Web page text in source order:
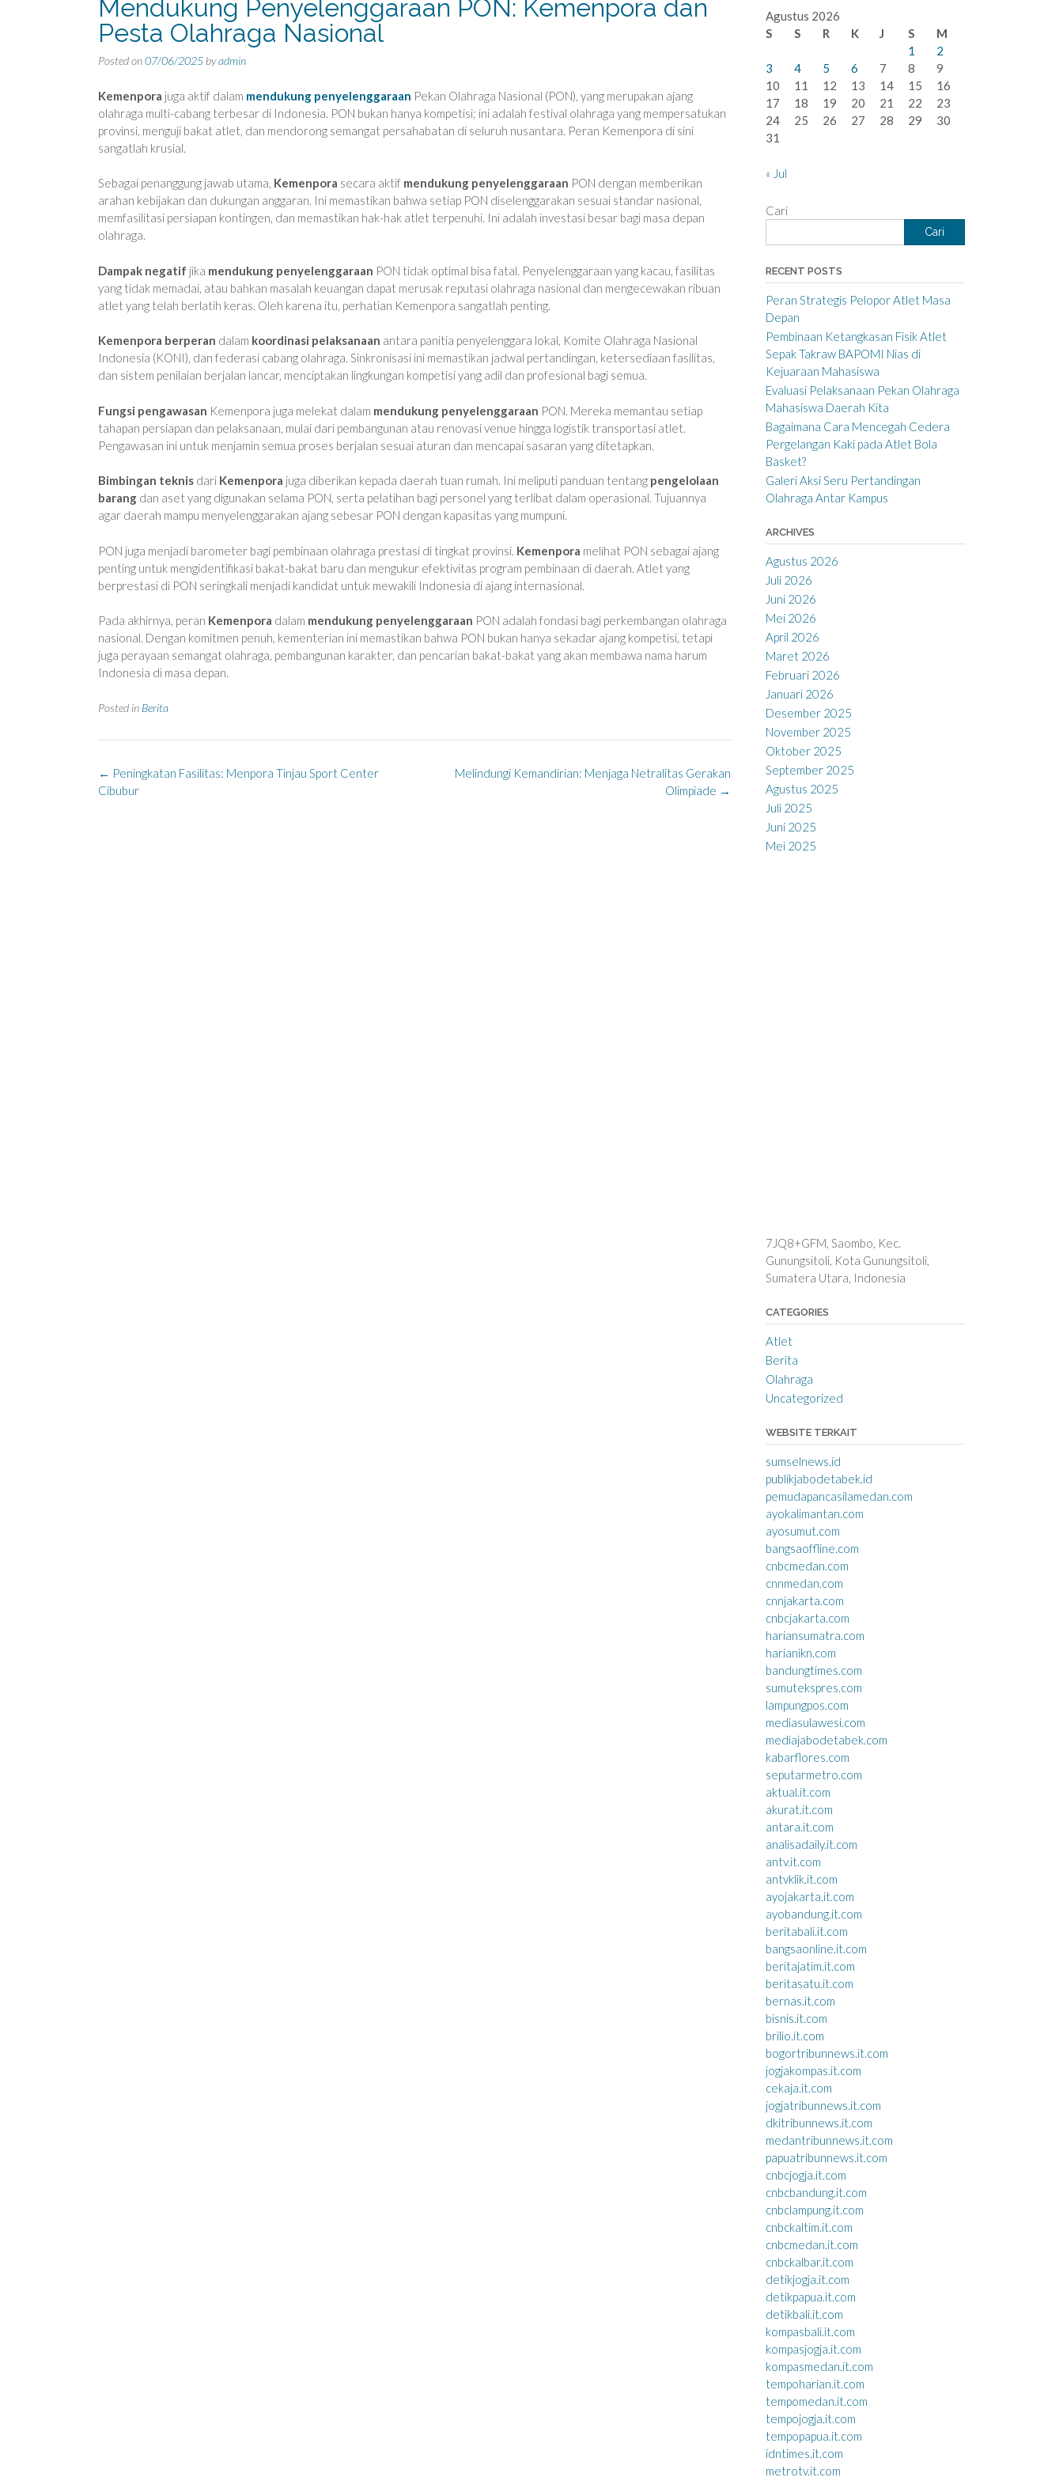
Mendukung Penyelenggaraan PON: Kemenpora dan
Pesta Olahraga Nasional
Posted on07/06/2025 byadmin
Kemenpora juga aktif dalam mendukung penyelenggaraan Pekan Olahraga Nasional (PON), yang merupakan ajang
olahraga multi-cabang terbesar di Indonesia. PON bukan hanya kompetisi; ini adalah festival olahraga yang mempersatukan
provinsi, menguji bakat atlet, dan mendorong semangat persahabatan di seluruh nusantara. Peran Kemenpora di sini
sangatlah krusial.
Sebagai penanggung jawab utama, Kemenpora secara aktif mendukung penyelenggaraan PON dengan memberikan
arahan kebijakan dan dukungan anggaran. Ini memastikan bahwa setiap PON diselenggarakan sesuai standar nasional,
memfasilitasi persiapan kontingen, dan memastikan hak-hak atlet terpenuhi. Ini adalah investasi besar bagi masa depan
olahraga.
Dampak negatif jika mendukung penyelenggaraan PON tidak optimal bisa fatal. Penyelenggaraan yang kacau, fasilitas
yang tidak memadai, atau bahkan masalah keuangan dapat merusak reputasi olahraga nasional dan mengecewakan ribuan
atlet yang telah berlatih keras. Oleh karena itu, perhatian Kemenpora sangatlah penting.
Kemenpora berperan dalam koordinasi pelaksanaan antara panitia penyelenggara lokal, Komite Olahraga Nasional
Indonesia (KONI), dan federasi cabang olahraga. Sinkronisasi ini memastikan jadwal pertandingan, ketersediaan fasilitas,
dan sistem penilaian berjalan lancar, menciptakan lingkungan kompetisi yang adil dan profesional bagi semua.
Fungsi pengawasan Kemenpora juga melekat dalam mendukung penyelenggaraan PON. Mereka memantau setiap
tahapan persiapan dan pelaksanaan, mulai dari pembangunan atau renovasi venue hingga logistik transportasi atlet.
Pengawasan ini untuk menjamin semua proses berjalan sesuai aturan dan mencapai sasaran yang ditetapkan.
Bimbingan teknis dari Kemenpora juga diberikan kepada daerah tuan rumah. Ini meliputi panduan tentang pengelolaan
barang dan aset yang digunakan selama PON, serta pelatihan bagi personel yang terlibat dalam operasional. Tujuannya
agar daerah mampu menyelenggarakan ajang sebesar PON dengan kapasitas yang mumpuni.
PON juga menjadi barometer bagi pembinaan olahraga prestasi di tingkat provinsi. Kemenpora melihat PON sebagai ajang
penting untuk mengidentifikasi bakat-bakat baru dan mengukur efektivitas program pembinaan di daerah. Atlet yang
berprestasi di PON seringkali menjadi kandidat untuk mewakili Indonesia di ajang internasional.
Pada akhirnya, peran Kemenpora dalam mendukung penyelenggaraan PON adalah fondasi bagi perkembangan olahraga
nasional. Dengan komitmen penuh, kementerian ini memastikan bahwa PON bukan hanya sekadar ajang kompetisi, tetapi
juga perayaan semangat olahraga, pembangunan karakter, dan pencarian bakat-bakat yang akan membawa nama harum
Indonesia di masa depan.
Posted in Berita
Post
navigation
Melindungi Kemandirian: Menjaga Netralitas Gerakan
Olimpiade →
← Peningkatan Fasilitas: Menpora Tinjau Sport Center
Cibubur
Agustus 2026
S
S R K J S
M
1
2
3
4 5 6 7 8
9
10
11 12 13 14 15
16
17
18 19 20 21 22
23
24
25 26 27 28 29
30
31
« Jul
Cari
Cari
RECENT POSTS
Peran Strategis Pelopor Atlet Masa
Depan
Pembinaan Ketangkasan Fisik Atlet
Sepak Takraw BAPOMI Nias di
Kejuaraan Mahasiswa
Evaluasi Pelaksanaan Pekan Olahraga
Mahasiswa Daerah Kita
Bagaimana Cara Mencegah Cedera
Pergelangan Kaki pada Atlet Bola
Basket?
Galeri Aksi Seru Pertandingan
Olahraga Antar Kampus
ARCHIVES
Agustus 2026
Juli 2026
Juni 2026
Mei 2026
April 2026
Maret 2026
Februari 2026
Januari 2026
Desember 2025
November 2025
Oktober 2025
September 2025
Agustus 2025
Juli 2025
Juni 2025
Mei 2025
7JQ8+GFM, Saombo, Kec.
Gunungsitoli, Kota Gunungsitoli,
Sumatera Utara, Indonesia
CATEGORIES
Atlet
Berita
Olahraga
Uncategorized
WEBSITE TERKAIT
sumselnews.id
publikjabodetabek.id
pemudapancasilamedan.com
ayokalimantan.com
ayosumut.com
bangsaoffline.com
cnbcmedan.com
cnnmedan.com
cnnjakarta.com
cnbcjakarta.com
hariansumatra.com
harianikn.com
bandungtimes.com
sumutekspres.com
lampungpos.com
mediasulawesi.com
mediajabodetabek.com
kabarflores.com
seputarmetro.com
aktual.it.com
akurat.it.com
antara.it.com
analisadaily.it.com
antv.it.com
antvklik.it.com
ayojakarta.it.com
ayobandung.it.com
beritabali.it.com
bangsaonline.it.com
beritajatim.it.com
beritasatu.it.com
bernas.it.com
bisnis.it.com
brilio.it.com
bogortribunnews.it.com
jogjakompas.it.com
cekaja.it.com
jogjatribunnews.it.com
dkitribunnews.it.com
medantribunnews.it.com
papuatribunnews.it.com
cnbcjogja.it.com
cnbcbandung.it.com
cnbclampung.it.com
cnbckaltim.it.com
cnbcmedan.it.com
cnbckalbar.it.com
detikjogja.it.com
detikpapua.it.com
detikbali.it.com
kompasbali.it.com
kompasjogja.it.com
kompasmedan.it.com
tempoharian.it.com
tempomedan.it.com
tempojogja.it.com
tempopapua.it.com
idntimes.it.com
metrotv.it.com